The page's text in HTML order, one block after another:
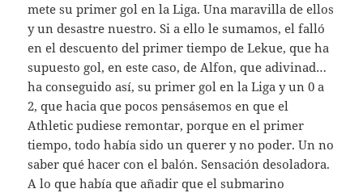
mete su primer gol en la Liga. Una maravilla de ellos
y un desastre nuestro. Si a ello le sumamos, el falló
en el descuento del primer tiempo de Lekue, que ha
supuesto gol, en este caso, de Alfon, que adivinad…
ha conseguido así, su primer gol en la Liga y un 0 a
2, que hacia que pocos pensásemos en que el
Athletic pudiese remontar, porque en el primer
tiempo, todo había sido un querer y no poder. Un no
saber qué hacer con el balón. Sensación desoladora.
A lo que había que añadir que el submarino